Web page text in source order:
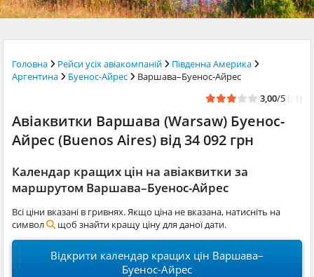
Головна Рейси усіх авіакомпаній
Південна Америка
Аргентина
Буенос-Айрес
Варшава–Буенос-Айрес
3,00/5 (: 1)
Авіаквитки Варшава (Warsaw) Буенос-
Айрес (Buenos Aires) від 34 092 грн
Календар кращих цін на авіаквитки за
маршрутом Варшава–Буенос-Айрес
Всі ціни вказані в гривнях. Якщо ціна не вказана, натисніть на
символ
щоб знайти кращу ціну для даної дати.
Відкрити календар кращих цін Варшава–
Буенос-Айрес